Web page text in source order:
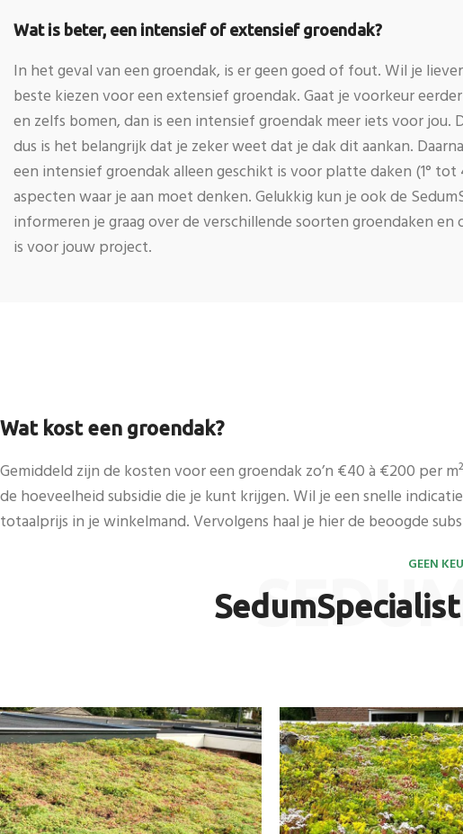
Wat is beter, een intensief of extensief groendak?
In het geval van een groendak, is er geen goed of fout. Wil je
beste kiezen voor een extensief groendak. Gaat je voorkeur
en zelfs bomen, dan is een intensief groendak meer iets voor jou.
dus is het belangrijk dat je zeker weet dat je dak dit aankan.
een intensief groendak alleen geschikt is voor platte daken (1°
aspecten waar je aan moet denken. Gelukkig kun je ook de
informeren je graag over de verschillende soorten groendaken
is voor jouw project.
Wat kost een groendak?
Gemiddeld zijn de kosten voor een groendak zo’n €40 à €200 per
de hoeveelheid subsidie die je kunt krijgen. Wil je een snelle
totaalprijs in je winkelmand. Vervolgens haal je hier de beoogde
GEEN